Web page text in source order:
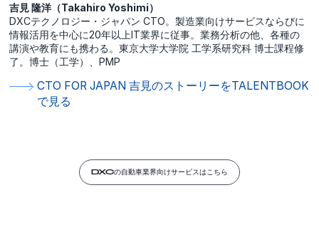
吉見 隆洋（Takahiro Yoshimi）
DXCテクノロジー・ジャパン CTO。製造業向けサービスならびに
情報活用を中心に20年以上IT業界に従事。業務分析の他、各種の
講演や教育にも携わる。東京大学大学院 工学系研究科 博士課程修
了。博士（工学）、PMP
CTO FOR JAPAN 吉見のストーリーをTALENTBOOK
で見る
DXCの自動車業界向けサービスはこちら